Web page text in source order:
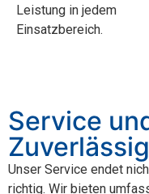
Leistung in jedem
Einsatzbereich.
Service
Unser Service endet
richtig. Wir bieten